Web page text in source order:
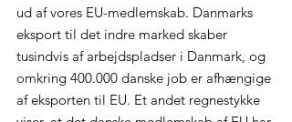
ud af vores EU-medlemskab. Danmarks
eksport til det indre marked skaber
tusindvis af arbejdspladser i Danmark, og
omkring 400.000 danske job er afhængige
af eksporten til EU. Et andet regnestykke